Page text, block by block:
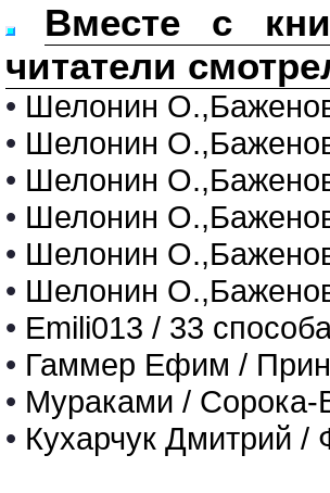
Вместе с
читатели
• Шелонин
• Шелонин
• Шелонин
• Шелонин
• Шелонин
• Шелонин
• Emili013 / 33
• Гаммер Ефим /
• Мураками / Сорока-
• Кухарчук Дмитрий